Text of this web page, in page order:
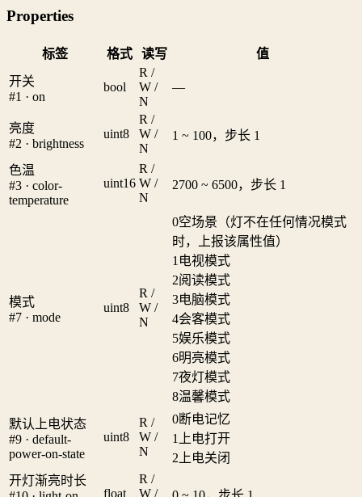
Properties
标签 格式 读写
值
开关
#1 · on
bool
R /
W /
N
—
亮度
#2 · brightness
uint8
R /
W /
N
1 ~ 100，步长 1
色温
#3 · color-
temperature
uint16
R /
W /
N
2700 ~ 6500，步长 1
模式
#7 · mode
uint8
R /
W /
N
0空场景（灯不在任何情况模式
时，上报该属性值）
1 电视模式
2阅读模式
3电脑模式
4会客模式
5娱乐模式
6明亮模式
7夜灯模式
8温馨模式
默认上电状态
#9 · default-
power-on-state
uint8
R /
W /
N
0断电记忆
1
上电打开
2 上电关闭
开灯渐亮时长
float
R /
W /